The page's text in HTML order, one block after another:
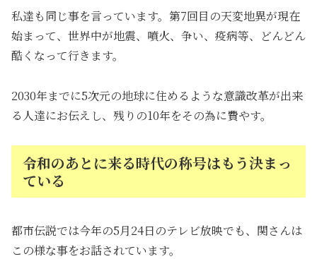
私達も同じ事を言っています。第7回目の天変地異が現在
始まって、世界中が地震、噴火、争い、疫病等、どんどん
酷くなって行きます。
2030年までに5次元の地球に住めるような意識改革が出来
る人達にお伝えし、残りの10年をその為に費やす。
令和のあとに来る時代の称号はもう決まっ
ている
都市伝説では今年の5月24日のテレビ放映でも、関さんは
この様な事をお話されています。